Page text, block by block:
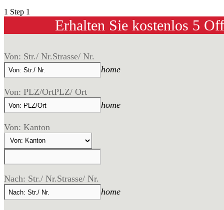
1 Step 1
Erhalten Sie kostenlos 5
Von: Str./ Nr.Strasse/ Nr.
home
Von: PLZ/OrtPLZ/ Ort
home
Von: Kanton
Nach: Str./ Nr.Strasse/ Nr.
home